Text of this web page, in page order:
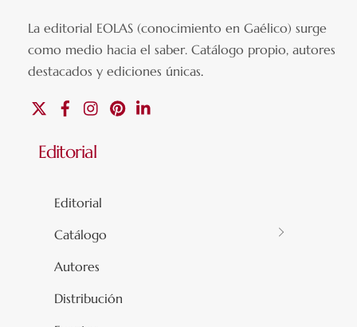
La editorial EOLAS (conocimiento en Gaélico) surge
como medio hacia el saber.Catálogo propio, autores
destacados y ediciones únicas.
FacebookInstagramPinterest
Editorial
Editorial
Catálogo
Autores
Distribución